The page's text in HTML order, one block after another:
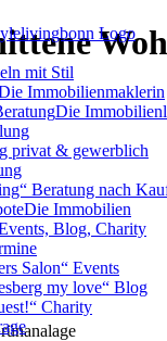
mit Stil
Immobilienmaklerin
Die
privat & gewerblich
Beratung nach
Die Immobilien
Blog, Charity
Salon“ Events
my love“ Blog
Charity